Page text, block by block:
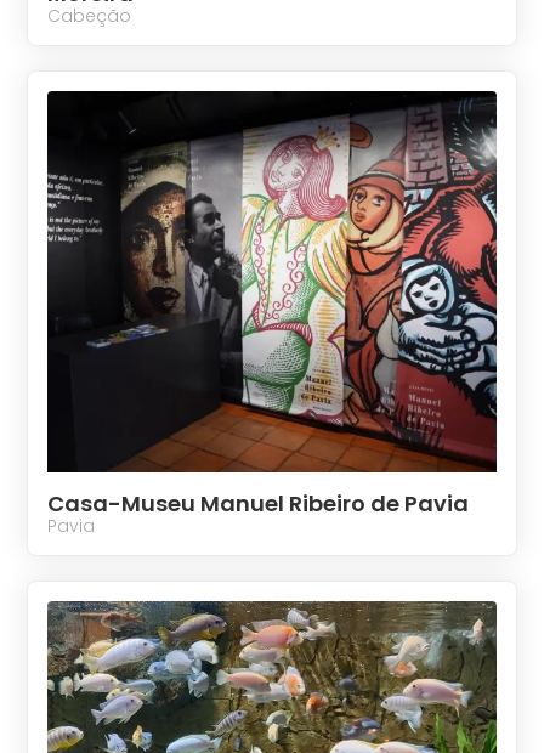
Cabeção
Casa-Museu Manuel Ribeiro de Pavia
Pavia